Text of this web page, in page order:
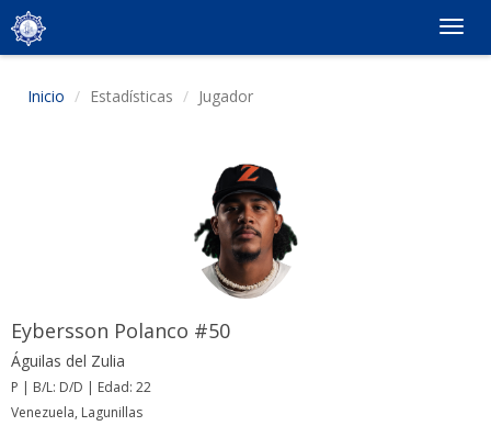
Inicio Estadísticas Jugador
Eybersson Polanco #50
Águilas del Zulia
P | B/L: D/D | Edad: 22
Venezuela, Lagunillas